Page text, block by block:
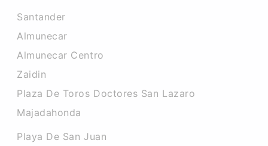
Santander
Almunecar
Almunecar Centro
Zaidin
Plaza De Toros Doctores San Lazaro
Majadahonda
Playa De San Juan